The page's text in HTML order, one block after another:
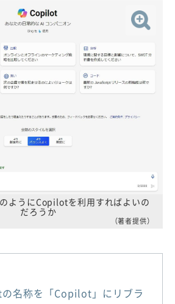
ようにCopilotを利用すればよいの
だろうか
（著者提供）
名称を「Copilot」にリブラ